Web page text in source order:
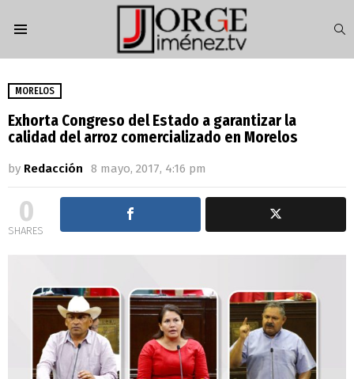
MORELOS
Exhorta Congreso del Estado a garantizar la
calidad del arroz comercializado en Morelos
by Redacción 8 mayo, 2017, 4:16 pm
0
SHARES